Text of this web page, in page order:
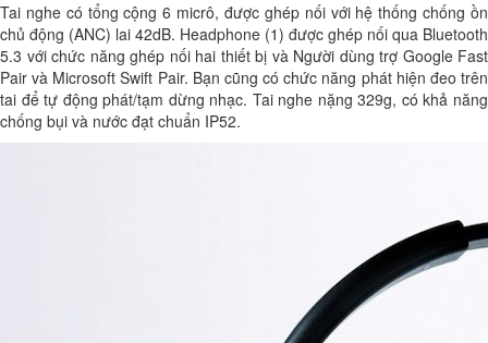
Tai nghe có tổng cộng 6 micrô, được ghép nối với hệ thống chống ồn
chủ động (ANC) lai 42dB. Headphone (1) được ghép nối qua Bluetooth
5.3 với chức năng ghép nối hai thiết bị và Người dùng trợ Google Fast
Pair và Microsoft Swift Pair. Bạn cũng có chức năng phát hiện đeo trên
tai để tự động phát/tạm dừng nhạc. Tai nghe nặng 329g, có khả năng
chống bụi và nước đạt chuẩn IP52.